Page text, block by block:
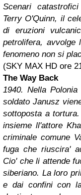
Scenari
Terry O'Quinn, il
di eruzioni
petrolifera,
fenomeno non si
(SKY MAX HD ore
The Way Back
1940. Nella
soldato Janusz
sottoposta a
insieme ll'attore
criminale comune
fuga che riuscira'
Cio' che li attende
siberiano. La loro
e dai confini con